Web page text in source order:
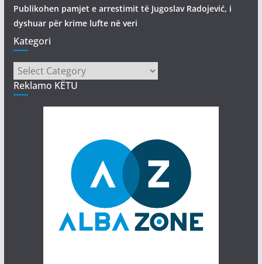
Publikohen pamjet e arrestimit të Jugoslav Radojević, i
dyshuar për krime lufte në veri
Kategori
Kategori
Reklamo KËTU